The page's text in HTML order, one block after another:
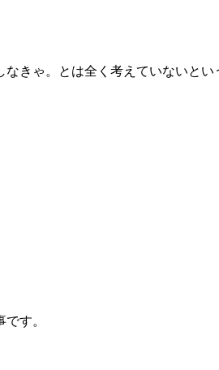
きゃ。とは全く考えていないとい
す。